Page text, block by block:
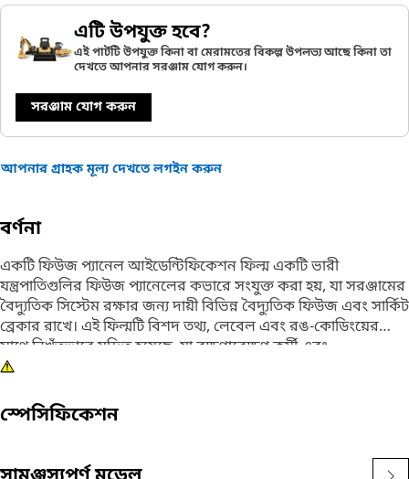
এটি উপযুক্ত হবে?
এই পার্টটি উপযুক্ত কিনা বা মেরামতের বিকল্প উপলভ্য আছে কিনা তা
দেখতে আপনার সরঞ্জাম যোগ করুন।
সরঞ্জাম যোগ করুন
আপনার গ্রাহক মূল্য দেখতে লগইন করুন
বর্ণনা
একটি ফিউজ প্যানেল আইডেন্টিফিকেশন ফিল্ম একটি ভারী
যন্ত্রপাতিগুলির ফিউজ প্যানেলের কভারে সংযুক্ত করা হয়, যা সরঞ্জামের
বৈদ্যুতিক সিস্টেম রক্ষার জন্য দায়ী বিভিন্ন বৈদ্যুতিক ফিউজ এবং সার্কিট
ব্রেকার রাখে। এই ফিল্মটি বিশদ তথ্য, লেবেল এবং রঙ-কোডিংয়ের
সাথে নিখুঁতভাবে মুদ্রিত হয়েছে, যা রক্ষণাবেক্ষণ কর্মী এবং
অপারেটরদের জন্য একটি সংগঠিত এবং সহজেই অ্যাক্সেসযোগ্য
• নিরাপত্তা, দক্ষতা, এবং রক্ষণাবেক্ষণ কার্যকারিতা উন্নত।
স্পেসিফিকেশন